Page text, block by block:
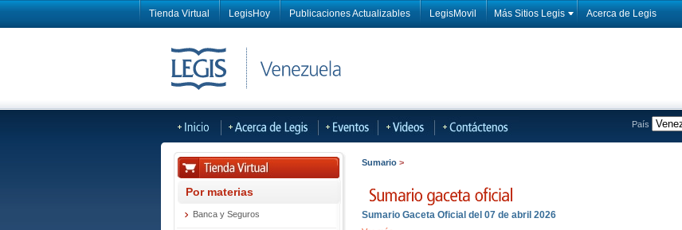
Tienda Virtual LegisHoy Publicaciones Actualizables LegisMovil Más Sitios Legis Acerca de Legis
País
Por materias
Banca y Seguros
Sumario >
Sumario Gaceta Oficial del 07 de abril 2026